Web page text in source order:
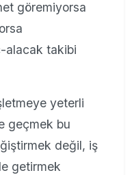
göremiyorsa
alacak takibi
yeterli
geçmek bu
değil, iş
getirmek